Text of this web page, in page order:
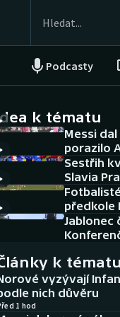
Podcasty
NEPŘEHLÉDNĚTE
Historické návraty
Aplikace ČT sport
AZ kvíz
k tématu
Messi dal
porazilo
Sestřih
Slavia
předkole
Jablonec
k tématu
vyzývají
nich důvěru
1 hod